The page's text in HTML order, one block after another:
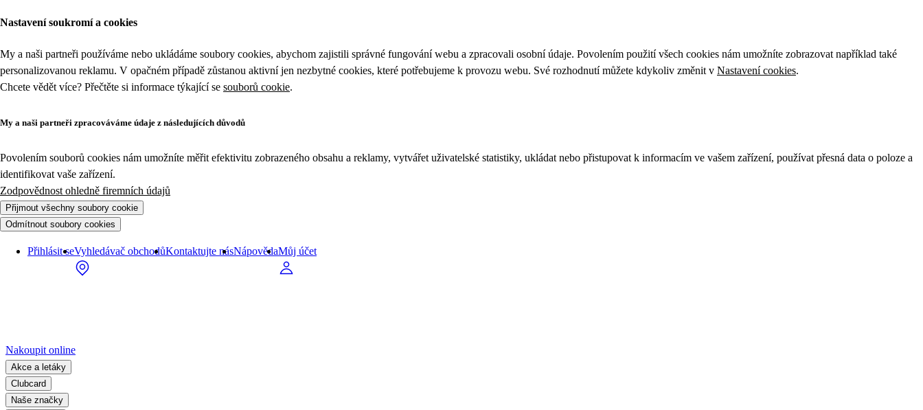
Nastavení soukromí a cookies
My a naši partneři používáme nebo ukládáme soubory cookies, abychom zajistili správné fungování webu a zpracovali osobní údaje. Povolením použití všech cookies nám umožníte zobrazovat například také
personalizovanou reklamu. V opačném případě zůstanou aktivní jen nezbytné cookies, které potřebujeme k provozu webu. Své rozhodnutí můžete kdykoliv změnit v Nastavení cookies.
Chcete vědět více? Přečtěte si informace týkající se souborů cookie.
My a naši partneři zpracováváme údaje z následujících důvodů
Povolením souborů cookies nám umožníte měřit efektivitu zobrazeného obsahu a reklamy, vytvářet uživatelské statistiky, ukládat nebo přistupovat k informacím ve vašem zařízení, používat přesná data o poloze a
identifikovat vaše zařízení.
Zodpovědnost ohledně firemních údajů
Přijmout všechny soubory cookie
Odmítnout soubory cookies
Přihlásit seVyhledávač obchodůKontaktujte násNápovědaMůj účet
Nakoupit online
Akce a letáky
Clubcard
Naše značky